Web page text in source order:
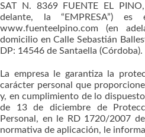
SAT N. 8369 FUENTE EL
delante, la “EMPRESA”)
www.fuenteelpino.com (en
domicilio en Calle Sebastián
DP: 14546 de Santaella (Córdoba).
La empresa le garantiza la
carácter personal que
y, en cumplimiento de lo
de 13 de diciembre de
Personal, en le RD 1720/2007
normativa de aplicación, le